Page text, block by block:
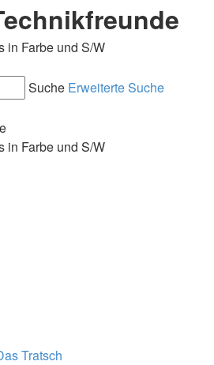
in Farbe und S/W
Suche Erweiterte Suche
in Farbe und S/W
Tratsch